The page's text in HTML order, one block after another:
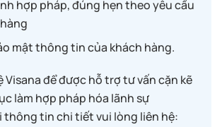
hợp pháp, đúng hẹn theo yêu cầu
mật thông tin của khách hàng.
Visana để được hỗ trợ tư vấn cặn kẽ
làm hợp pháp hóa lãnh sự
thông tin chi tiết vui lòng liên hệ: